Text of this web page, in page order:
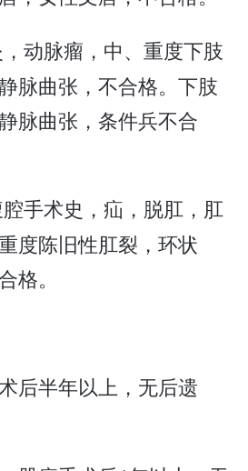
动脉瘤，中、重度下肢
脉曲张，不合格。下肢
脉曲张，条件兵不合
手术史，疝，脱肛，肛
度陈旧性肛裂，环状
格。
后半年以上，无后遗